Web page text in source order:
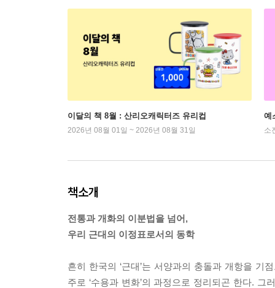
이달의 책 8월 : 산리오캐릭터즈 유리컵
2026년 08월 01일 ~ 2026년 08월 31일
예
소
책소개
전통과 개화의 이분법을 넘어,
우리 근대의 이정표로서의 동학
흔히 한국의 ‘근대’는 서양과의 충돌과 개항을
주로 ‘수용과 변화’의 과정으로 정리되곤 한다.